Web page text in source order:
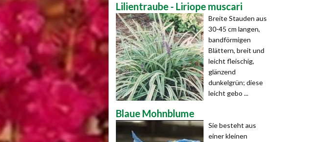
Lilientraube - Liriope muscari
Breite Stauden aus
30-45 cm langen,
bandförmigen
Blättern, breit und
leicht fleischig,
glänzend
dunkelgrün; diese
leicht gebo ...
Blaue Mohnblume
Sie besteht aus
einer kleinen